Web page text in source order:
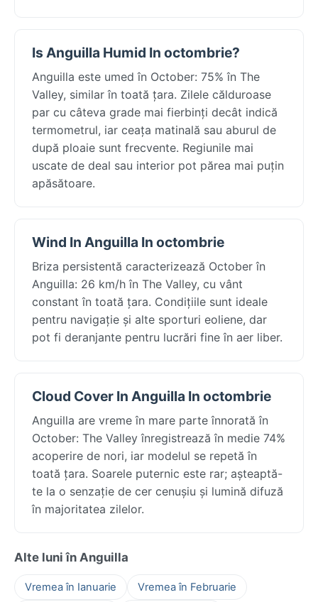
Is Anguilla Humid In octombrie?
Anguilla este umed în October: 75% în The
Valley, similar în toată țara. Zilele călduroase
par cu câteva grade mai fierbinți decât indică
termometrul, iar ceața matinală sau aburul de
după ploaie sunt frecvente. Regiunile mai
uscate de deal sau interior pot părea mai puțin
apăsătoare.
Wind In Anguilla In octombrie
Briza persistentă caracterizează October în
Anguilla: 26 km/h în The Valley, cu vânt
constant în toată țara. Condițiile sunt ideale
pentru navigație și alte sporturi eoliene, dar
pot fi deranjante pentru lucrări fine în aer liber.
Cloud Cover In Anguilla In octombrie
Anguilla are vreme în mare parte înnorată în
October: The Valley înregistrează în medie 74%
acoperire de nori, iar modelul se repetă în
toată țara. Soarele puternic este rar; așteaptă-
te la o senzație de cer cenușiu și lumină difuză
în majoritatea zilelor.
Alte luni în Anguilla
Vremea în Ianuarie Vremea în Februarie